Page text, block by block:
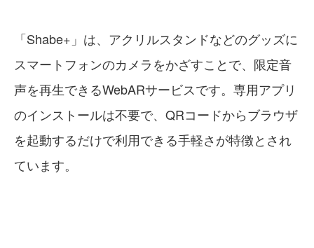
「Shabe+」は、アクリルスタンドなどのグッズに
スマートフォンのカメラをかざすことで、限定音
声を再生できるWebARサービスです。専用アプリ
のインストールは不要で、QRコードからブラウザ
を起動するだけで利用できる手軽さが特徴とされ
ています。